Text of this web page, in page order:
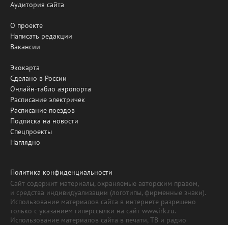
Аудитория сайта
О проекте
Написать редакции
Вакансии
Экокарта
Сделано в России
Онлайн-табло аэропорта
Расписание электричек
Расписание поездов
Подписка на новости
Спецпроекты
Наглядно
Политика конфиденциальности
Сайт содержит материалы, охраняемые авторским правом,
и средства индивидуализации (логотипы, фирменные знаки).
Использование материалов сайта в интернете разрешено
только с указанием гиперссылки на сайт www.irk.ru.
Использование материалов сайта в печати, ТВ и радио